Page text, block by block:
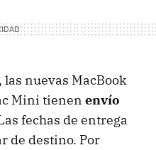
, las nuevas MacBook
Mini tienen envío
fechas de entrega
de destino. Por